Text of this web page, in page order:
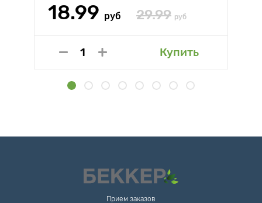
18.99 руб 29.99 руб
Купить
Прием заказов